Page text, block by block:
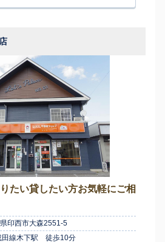
たい貸したい方お気軽にご相
印西市大森2551-5
田線木下駅 徒歩10分